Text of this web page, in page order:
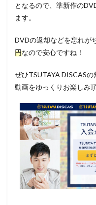
となるので、準新作の
ます。
DVDの返却などを忘れが
円なので安心ですね！
ぜひTSUTAYA DISCAS
動画をゆっくりお楽しみ